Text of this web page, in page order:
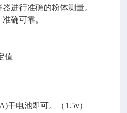
进行准确的粉体测量。
确可靠。
值
干电池即可。（1.5v）